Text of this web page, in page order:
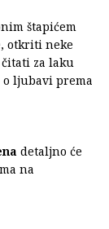
štapićem
otkriti neke
za laku
o ljubavi prema
detaljno će
na